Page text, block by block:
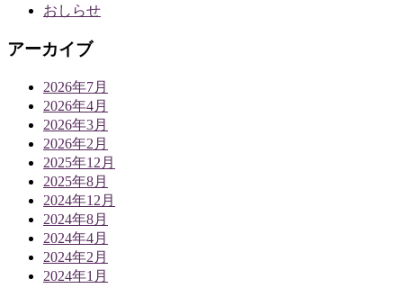
おしらせ
アーカイブ
2026年7月
2026年4月
2026年3月
2026年2月
2025年12月
2025年8月
2024年12月
2024年8月
2024年4月
2024年2月
2024年1月